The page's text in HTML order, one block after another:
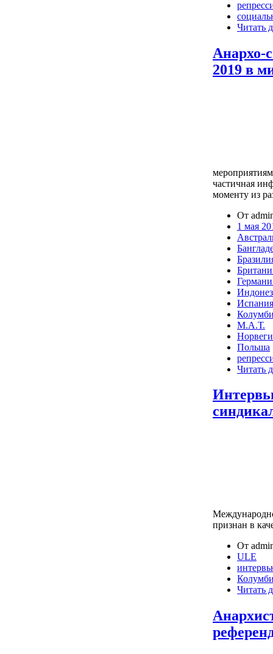
Читать
Анархо-
2019 в
частичная
моменту из
От
1 мая
Испания
М.А.Т.
Польша
Читать
признан в
От
ULE
Читать